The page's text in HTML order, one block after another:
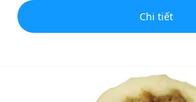
Chi tiết